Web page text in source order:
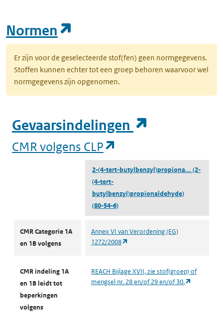
Normen
Er zijn voor de geselecteerde stof(fen) geen normgegevens.
Stoffen kunnen echter tot een groep behoren waarvoor wel
normgegevens zijn opgenomen.
Gevaarsindelingen
CMR volgens CLP
2-(4-tert-butylbenzyl)propiona... (2-
(4-tert-
butylbenzyl)propionaldehyde)
(80-54-6)
CMR Categorie 1A
en 1B volgens
Annex VI van Verordening (EG)
1272/2008
CMR indeling 1A
en 1B leidt tot
beperkingen
volgens
REACH Bijlage XVII, zie stof(groep) of
mengsel nr. 28 en/of 29 en/of 30.